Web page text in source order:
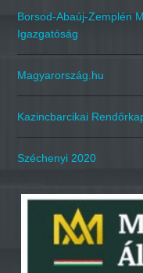
Borsod-Abaúj-Zemplén
Igazgatóság
Magyarország.hu
Kazincbarcikai
Széchenyi 2020